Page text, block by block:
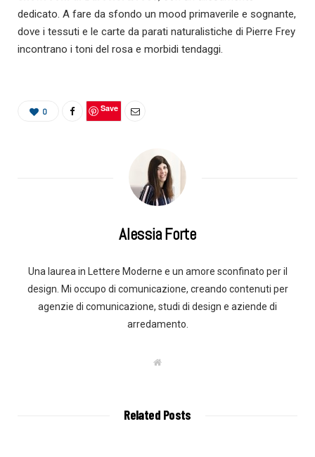
dedicato. A fare da sfondo un mood primaverile e sognante,
dove i tessuti e le carte da parati naturalistiche di Pierre Frey
incontrano i toni del rosa e morbidi tendaggi.
0 Save
Alessia Forte
Una laurea in Lettere Moderne e un amore sconfinato per il
design. Mi occupo di comunicazione, creando contenuti per
agenzie di comunicazione, studi di design e aziende di
arredamento.
W
Related Posts